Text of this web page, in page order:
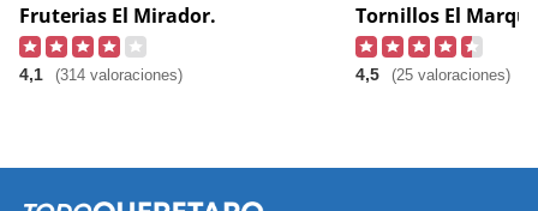
Fruterias El Mirador.
4,1 (314 valoraciones)
Tornillos El
4,5 (25 valoraciones)